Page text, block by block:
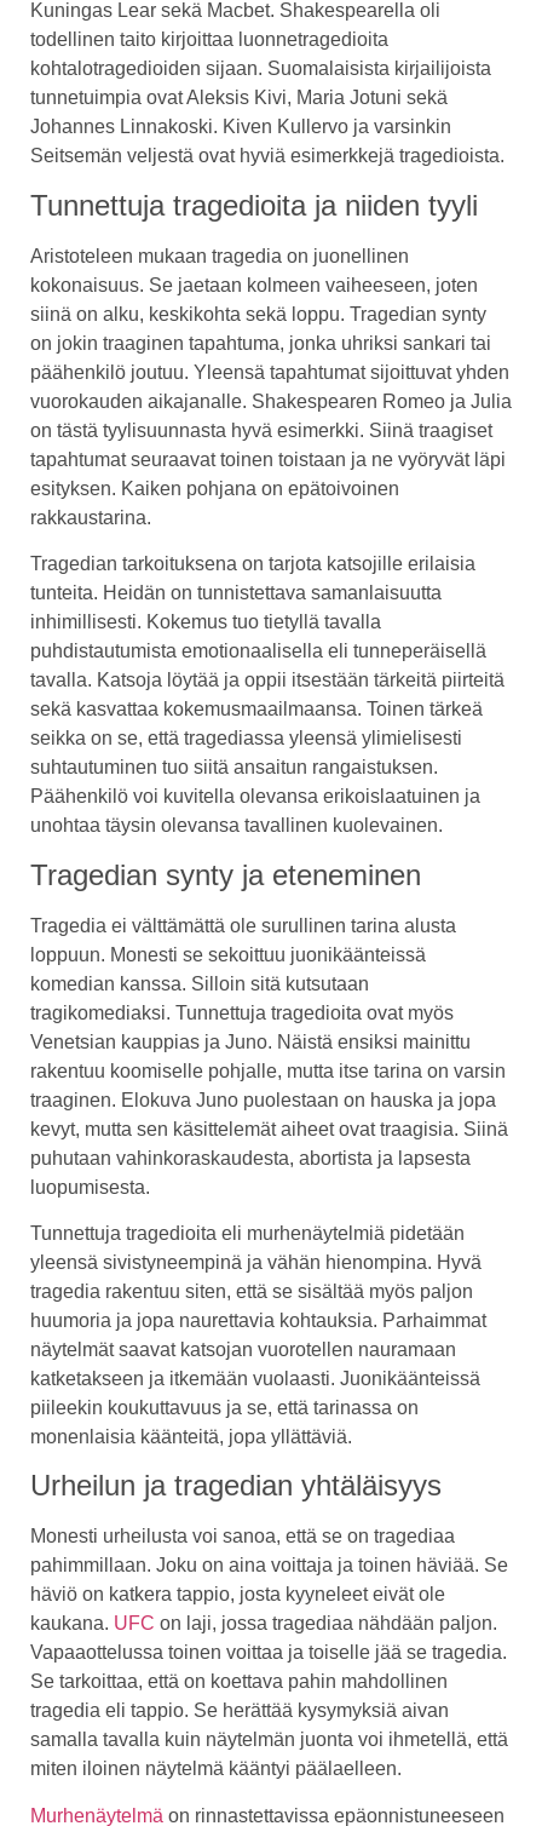
Kuningas Lear sekä Macbet. Shakespearella oli
todellinen taito kirjoittaa luonnetragedioita
kohtalotragedioiden sijaan. Suomalaisista kirjailijoista
tunnetuimpia ovat Aleksis Kivi, Maria Jotuni sekä
Johannes Linnakoski. Kiven Kullervo ja varsinkin
Seitsemän veljestä ovat hyviä esimerkkejä tragedioista.
Tunnettuja tragedioita ja niiden tyyli
Aristoteleen mukaan tragedia on juonellinen
kokonaisuus. Se jaetaan kolmeen vaiheeseen, joten
siinä on alku, keskikohta sekä loppu. Tragedian synty
on jokin traaginen tapahtuma, jonka uhriksi sankari tai
päähenkilö joutuu. Yleensä tapahtumat sijoittuvat yhden
vuorokauden aikajanalle. Shakespearen Romeo ja Julia
on tästä tyylisuunnasta hyvä esimerkki. Siinä traagiset
tapahtumat seuraavat toinen toistaan ja ne vyöryvät läpi
esityksen. Kaiken pohjana on epätoivoinen
rakkaustarina.
Tragedian tarkoituksena on tarjota katsojille erilaisia
tunteita. Heidän on tunnistettava samanlaisuutta
inhimillisesti. Kokemus tuo tietyllä tavalla
puhdistautumista emotionaalisella eli tunneperäisellä
tavalla. Katsoja löytää ja oppii itsestään tärkeitä piirteitä
sekä kasvattaa kokemusmaailmaansa. Toinen tärkeä
seikka on se, että tragediassa yleensä ylimielisesti
suhtautuminen tuo siitä ansaitun rangaistuksen.
Päähenkilö voi kuvitella olevansa erikoislaatuinen ja
unohtaa täysin olevansa tavallinen kuolevainen.
Tragedian synty ja eteneminen
Tragedia ei välttämättä ole surullinen tarina alusta
loppuun. Monesti se sekoittuu juonikäänteissä
komedian kanssa. Silloin sitä kutsutaan
tragikomediaksi. Tunnettuja tragedioita ovat myös
Venetsian kauppias ja Juno. Näistä ensiksi mainittu
rakentuu koomiselle pohjalle, mutta itse tarina on varsin
traaginen. Elokuva Juno puolestaan on hauska ja jopa
kevyt, mutta sen käsittelemät aiheet ovat traagisia. Siinä
puhutaan vahinkoraskaudesta, abortista ja lapsesta
luopumisesta.
Tunnettuja tragedioita eli murhenäytelmiä pidetään
yleensä sivistyneempinä ja vähän hienompina. Hyvä
tragedia rakentuu siten, että se sisältää myös paljon
huumoria ja jopa naurettavia kohtauksia. Parhaimmat
näytelmät saavat katsojan vuorotellen nauramaan
katketakseen ja itkemään vuolaasti. Juonikäänteissä
piileekin koukuttavuus ja se, että tarinassa on
monenlaisia käänteitä, jopa yllättäviä.
Urheilun ja tragedian yhtäläisyys
Monesti urheilusta voi sanoa, että se on tragediaa
pahimmillaan. Joku on aina voittaja ja toinen häviää. Se
häviö on katkera tappio, josta kyyneleet eivät ole
kaukana. UFC on laji, jossa tragediaa nähdään paljon.
Vapaaottelussa toinen voittaa ja toiselle jää se tragedia.
Se tarkoittaa, että on koettava pahin mahdollinen
tragedia eli tappio. Se herättää kysymyksiä aivan
samalla tavalla kuin näytelmän juonta voi ihmetellä, että
miten iloinen näytelmä kääntyi päälaelleen.
Murhenäytelmä on rinnastettavissa epäonnistuneeseen